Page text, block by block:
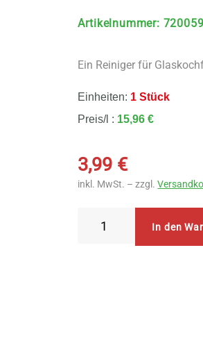
Artikelnummer:
Ein Reiniger für
Einheiten: 1 Stück
Preis/l : 15,96 €
3,99 €
inkl. MwSt. – zzgl.
In den